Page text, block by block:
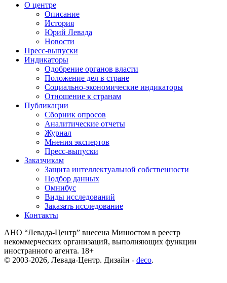
О центре
Описание
История
Юрий Левада
Новости
Пресс-выпуски
Индикаторы
Одобрение органов власти
Положение дел в стране
Социально-экономические индикаторы
Отношение к странам
Публикации
Сборник опросов
Аналитические отчеты
Журнал
Мнения экспертов
Пресс-выпуски
Заказчикам
Защита интеллектуальной собственности
Подбор данных
Омнибус
Виды исследований
Заказать исследование
Контакты
АНО “Левада-Центр” внесена Минюстом в реестр
некоммерческих организаций, выполняющих функции
иностранного агента. 18+
© 2003-2026, Левада-Центр. Дизайн - deco.